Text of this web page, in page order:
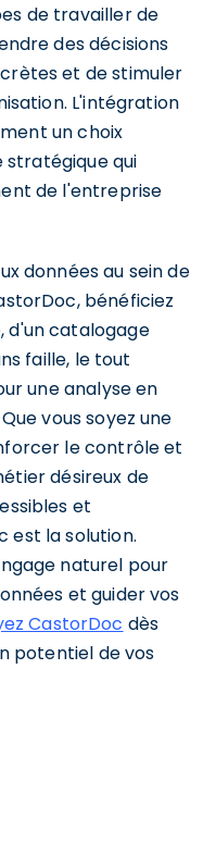
de travailler de
des décisions
et de stimuler
L'intégration
un choix
stratégique qui
de l'entreprise
données au sein de
bénéficiez
d'un catalogage
faille, le tout
une analyse en
vous soyez une
le contrôle et
désireux de
et
est la solution.
naturel pour
et guider vos
CastorDoc dès
potentiel de vos